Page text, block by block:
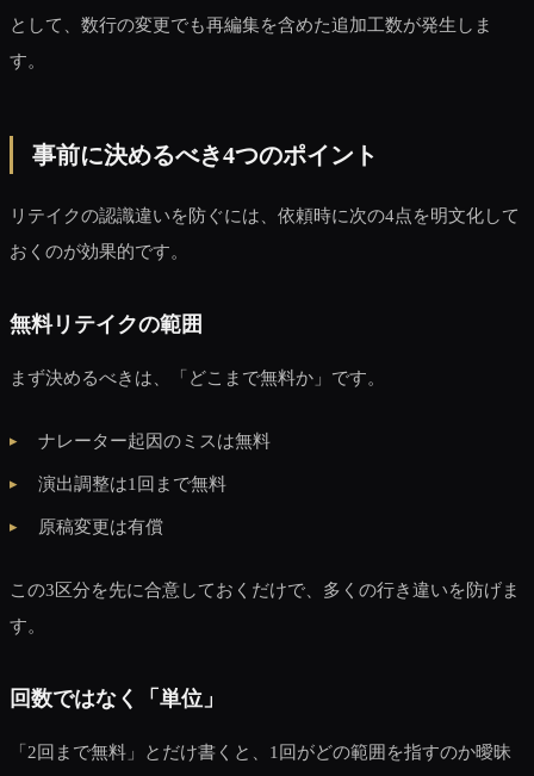
として、数行の変更でも再編集を含めた追加工数が発生しま
す。
事前に決めるべき4つのポイント
リテイクの認識違いを防ぐには、依頼時に次の4点を明文化して
おくのが効果的です。
無料リテイクの範囲
まず決めるべきは、「どこまで無料か」です。
ナレーター起因のミスは無料
演出調整は1回まで無料
原稿変更は有償
この3区分を先に合意しておくだけで、多くの行き違いを防げま
す。
回数ではなく「単位」
「2回まで無料」とだけ書くと、1回がどの範囲を指すのか曖昧